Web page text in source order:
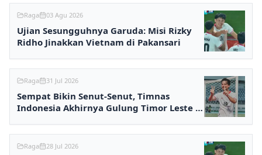
Raga 03 Agu 2026
Ujian Sesungguhnya Garuda: Misi Rizky
Ridho Jinakkan Vietnam di Pakansari
Raga 31 Jul 2026
Sempat Bikin Senut-Senut, Timnas
Indonesia Akhirnya Gulung Timor Leste 3-
Raga 28 Jul 2026